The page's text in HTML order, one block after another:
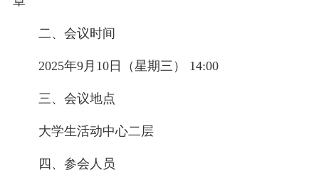
二、会议时间
2025年9月10日（星期三） 14:00
三、会议地点
大学生活动中心二层
四、参会人员